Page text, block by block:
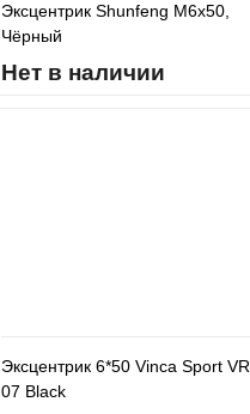
Эксцентрик Shunfeng M6x50,
Чёрный
Нет в наличии
Эксцентрик 6*50 Vinca Sport VR
07 Black